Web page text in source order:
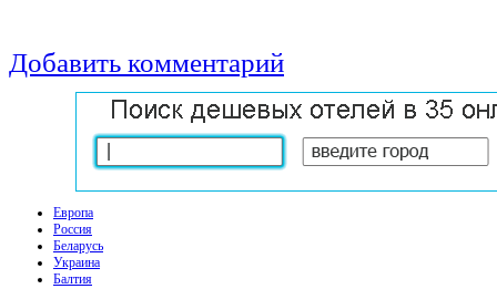
Добавить комментарий
Европа
Россия
Беларусь
Украина
Балтия